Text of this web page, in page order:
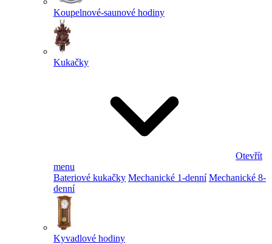
Koupelnové-saunové hodiny
Kukačky
Otevřít
menu
Bateriové kukačky Mechanické 1-denní Mechanické 8-
denní
Kyvadlové hodiny